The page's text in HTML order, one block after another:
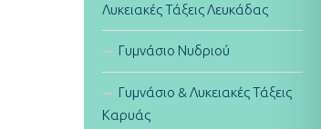
Λυκειακές Τάξεις Λευκάδας
Γυμνάσιο Νυδριού
Γυμνάσιο & Λυκειακές Τάξεις
Καρυάς